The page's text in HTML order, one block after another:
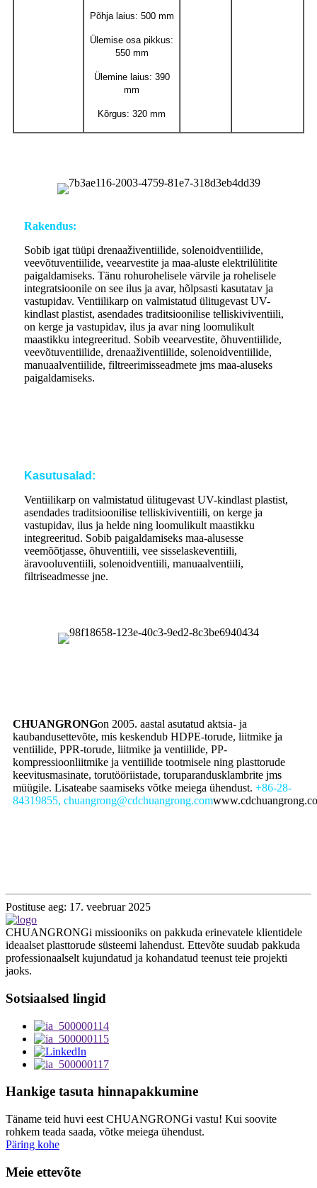
Põhja laius: 500 mm
Ülemise osa pikkus:
550 mm
Ülemine laius: 390
mm
Kõrgus: 320 mm
Rakendus:
Sobib igat tüüpi drenaaživentiilide, solenoidventiilide,
veevõtuventiilide, veearvestite ja maa-aluste elektrilülitite
paigaldamiseks. Tänu rohurohelisele värvile ja rohelisele
integratsioonile on see ilus ja avar, hõlpsasti kasutatav ja
vastupidav. Ventiilikarp on valmistatud ülitugevast UV-
kindlast plastist, asendades traditsioonilise telliskiviventiili,
on kerge ja vastupidav, ilus ja avar ning loomulikult
maastikku integreeritud. Sobib veearvestite, õhuventiilide,
veevõtuventiilide, drenaaživentiilide, solenoidventiilide,
manuaalventiilide, filtreerimisseadmete jms maa-aluseks
paigaldamiseks.
Kasutusalad:
Ventiilikarp on valmistatud ülitugevast UV-kindlast plastist,
asendades traditsioonilise telliskiviventiili, on kerge ja
vastupidav, ilus ja helde ning loomulikult maastikku
integreeritud. Sobib paigaldamiseks maa-alusesse
veemõõtjasse, õhuventiili, vee sisselaskeventiili,
äravooluventiili, solenoidventiili, manuaalventiili,
filtriseadmesse jne.
CHUANGRONGon 2005. aastal asutatud aktsia- ja
kaubandusettevõte, mis keskendub HDPE-torude, liitmike ja
ventiilide, PPR-torude, liitmike ja ventiilide, PP-
kompressioonliitmike ja ventiilide tootmisele ning plasttorude
keevitusmasinate, torutööriistade, toruparandusklambrite jms
müügile. Lisateabe saamiseks võtke meiega ühendust. +86-28-
84319855, chuangrong@cdchuangrong.com
Postituse aeg: 17. veebruar 2025
CHUANGRONGi missiooniks on pakkuda erinevatele klientidele
ideaalset plasttorude süsteemi lahendust. Ettevõte suudab pakkuda
professionaalselt kujundatud ja kohandatud teenust teie projekti
jaoks.
Sotsiaalsed lingid
Hankige tasuta hinnapakkumine
Täname teid huvi eest CHUANGRONGi vastu! Kui soovite
rohkem teada saada, võtke meiega ühendust.
Päring kohe
Meie ettevõte